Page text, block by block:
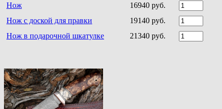
Нож
16940 руб.
Нож с доской для правки
19140 руб.
Нож в подарочной шкатулке
21340 руб.